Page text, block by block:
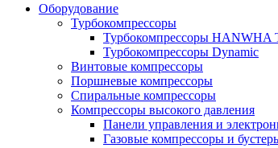
Оборудование
Турбокомпрессоры
Турбокомпрессоры HANWHA
Турбокомпрессоры Dynamic
Винтовые компрессоры
Поршневые компрессоры
Спиральные компрессоры
Компрессоры высокого давления
Панели управления и
Газовые компрессоры и